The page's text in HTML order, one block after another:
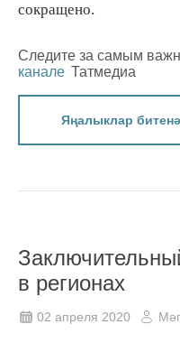
сокращено.
Следите за самым
канале Татмедиа
Яңалыклар битенә
в регионах
02 апреля 2020